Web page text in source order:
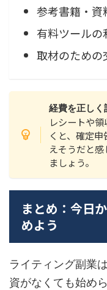
参考書籍・資
有料ツールの
取材のための
経費を正しく
レシートや
くと、確定
えそうだと
ましょう。
まとめ：今日
めよう
ライティング副業
資がなくても始め